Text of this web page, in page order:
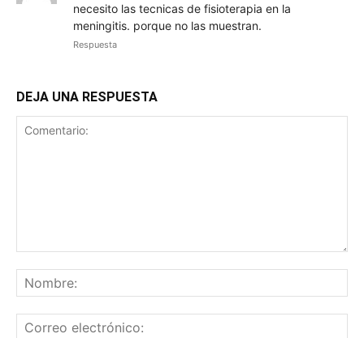
necesito las tecnicas de fisioterapia en la
meningitis. porque no las muestran.
Respuesta
DEJA UNA RESPUESTA